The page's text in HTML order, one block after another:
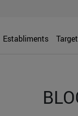
Establiments